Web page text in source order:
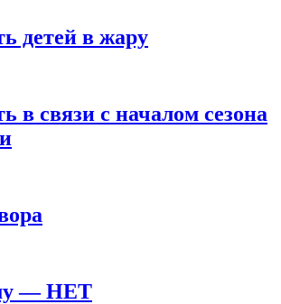
детей в жару
в связи с началом сезона
— НЕТ